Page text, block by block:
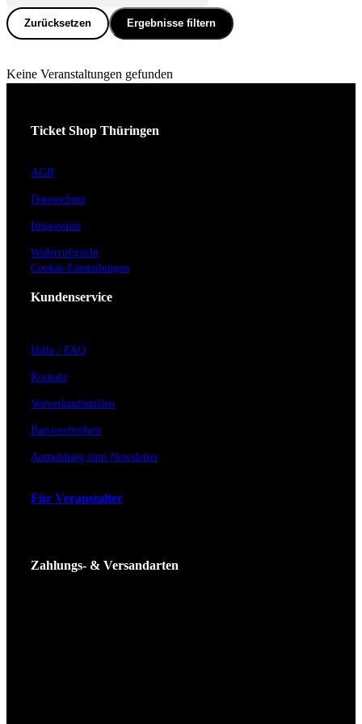
Zurücksetzen Ergebnisse filtern
Keine Veranstaltungen gefunden
Ticket Shop Thüringen
AGB
Datenschutz
Impressum
Widerrufsrecht
Cookie-Einstellungen
Kundenservice
Hilfe / FAQ
Kontakt
Vorverkaufsstellen
Barrierefreiheit
Anmeldung zum Newsletter
Für Veranstalter
Zahlungs- & Versandarten